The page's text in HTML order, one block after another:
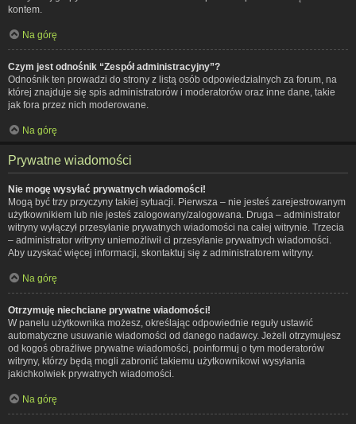
kontem.
Na górę
Czym jest odnośnik “Zespół administracyjny”?
Odnośnik ten prowadzi do strony z listą osób odpowiedzialnych za forum, na
której znajduje się spis administratorów i moderatorów oraz inne dane, takie
jak fora przez nich moderowane.
Na górę
Prywatne wiadomości
Nie mogę wysyłać prywatnych wiadomości!
Mogą być trzy przyczyny takiej sytuacji. Pierwsza – nie jesteś zarejestrowanym
użytkownikiem lub nie jesteś zalogowany/zalogowana. Druga – administrator
witryny wyłączył przesyłanie prywatnych wiadomości na całej witrynie. Trzecia
– administrator witryny uniemożliwił ci przesyłanie prywatnych wiadomości.
Aby uzyskać więcej informacji, skontaktuj się z administratorem witryny.
Na górę
Otrzymuję niechciane prywatne wiadomości!
W panelu użytkownika możesz, określając odpowiednie reguły ustawić
automatyczne usuwanie wiadomości od danego nadawcy. Jeżeli otrzymujesz
od kogoś obraźliwe prywatne wiadomości, poinformuj o tym moderatorów
witryny, którzy będą mogli zabronić takiemu użytkownikowi wysyłania
jakichkolwiek prywatnych wiadomości.
Na górę